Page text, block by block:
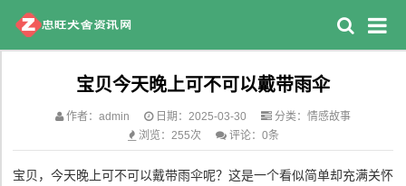
宝贝今天晚上可不可以戴带雨伞
作者：admin 日期：2025-03-30 分类： 情感故事
浏览：255次
评论：0条
宝贝，今天晚上可不可以戴带雨伞呢？这是一个看似简单却充满关怀